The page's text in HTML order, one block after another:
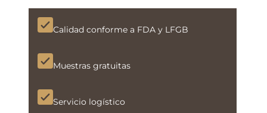
Calidad conforme a FDA y LFGB
Muestras gratuitas
Servicio logístico